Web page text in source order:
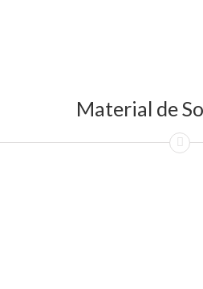
Material de